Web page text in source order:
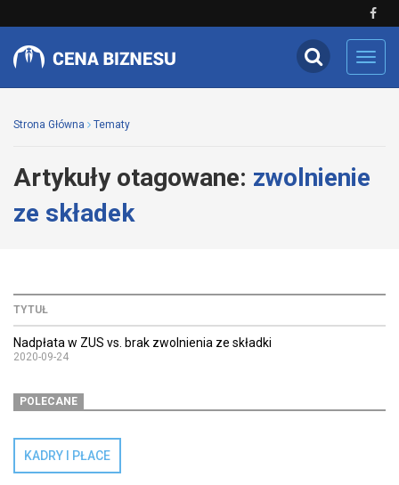
Strona Główna Tematy
Artykuły otagowane: zwolnienie
ze składek
TYTUŁ
Nadpłata w ZUS vs. brak zwolnienia ze składki
2020-09-24
POLECANE
KADRY I PŁACE